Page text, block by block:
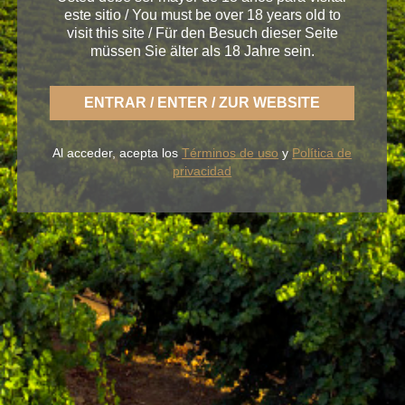
< Winery Toro
Mit BLUME genießen Sie die frische Art eines
leichten Rueda, sorglos und immer der fruchtbaren
Erde im Geschmack getreu.
UNSERE WEINE DER WEINKELLER
BLUME & GASTRO
BLUME & YOU
+34 926 32 24 00
contacto@pagosdelrey.com
este sitio / You must be over 18 years old to
visit this site / Für den Besuch dieser Seite
müssen Sie älter als 18 Jahre sein.
ENTRAR / ENTER / ZUR WEBSITE
Al acceder, acepta losTérminos de uso y Política de
privacidad